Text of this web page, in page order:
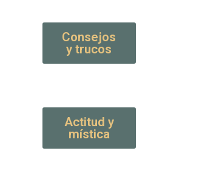
Consejos
y trucos
Actitud y
mística